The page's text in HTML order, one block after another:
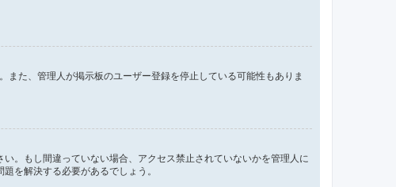
た、管理人が掲示板のユーザー登録を停止している可能性もありま
。もし間違っていない場合、アクセス禁止されていないかを管理人に
を解決する必要があるでしょう。